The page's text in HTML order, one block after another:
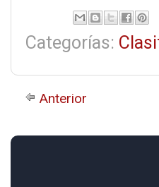
Categorías:
Anterior